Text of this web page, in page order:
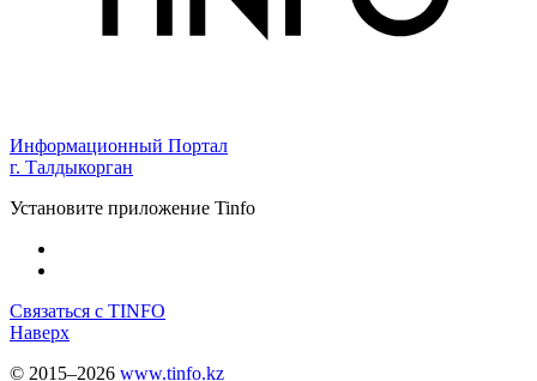
Информационный Портал
г. Талдыкорган
Установите приложение Tinfo
Связаться с TINFO
Наверх
© 2015–2026 www.tinfo.kz